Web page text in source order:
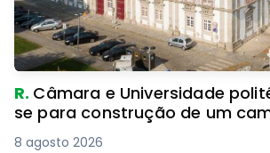
R. Câmara e Universidade
se para construção de um
8 agosto 2026